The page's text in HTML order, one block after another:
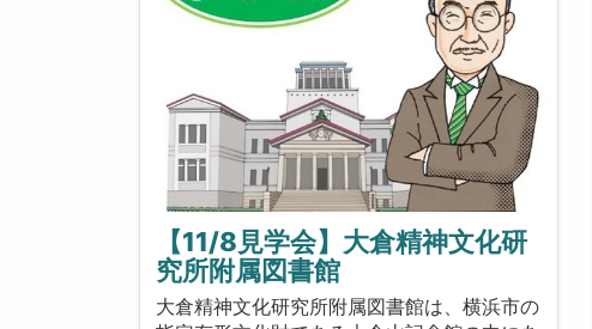
【11/8見学会】大倉精神文化研
究所附属図書館
大倉精神文化研究所附属図書館は、横浜市の